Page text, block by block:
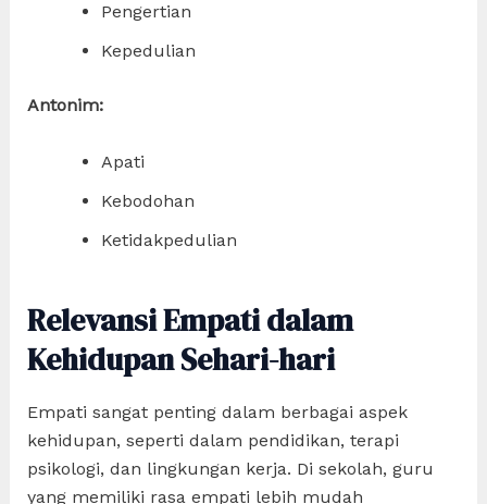
Pengertian
Kepedulian
Antonim:
Apati
Kebodohan
Ketidakpedulian
Relevansi Empati dalam
Kehidupan Sehari-hari
Empati sangat penting dalam berbagai aspek
kehidupan, seperti dalam pendidikan, terapi
psikologi, dan lingkungan kerja. Di sekolah, guru
yang memiliki rasa empati lebih mudah